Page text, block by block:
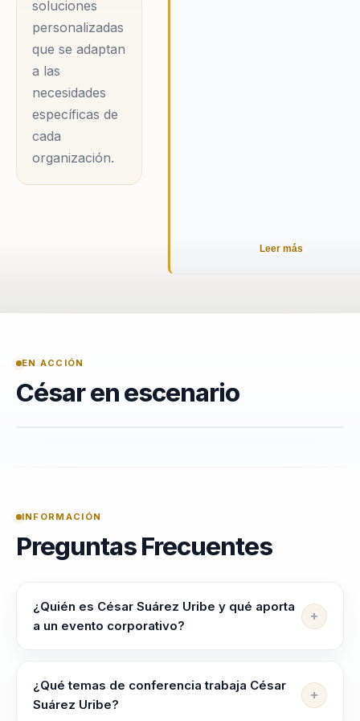
soluciones
personalizadas
que se adaptan
a las
necesidades
específicas de
cada
organización.
Leer más
EN ACCIÓN
César en escenario
INFORMACIÓN
Preguntas Frecuentes
¿Quién es César Suárez Uribe y qué aporta
a un evento corporativo?
responsables de equipos a alinear equipos, elevar
criterio y liderar con claridad en contextos complejos.
¿Qué temas de conferencia trabaja César
Suárez Uribe?